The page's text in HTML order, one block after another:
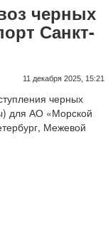
черных
Санкт-
11 декабря 2025, 15:21
черных
для АО «Морской
Межевой